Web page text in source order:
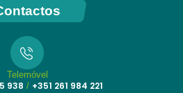
Telemóvel
938 / +351 261 984 221